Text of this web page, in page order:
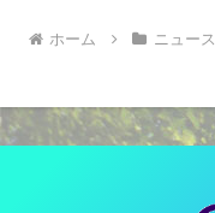
ホーム ニュース